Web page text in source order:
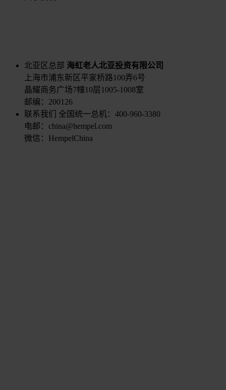
北亚区总部 海虹老人北亚投资有限公司
上海市浦东新区平家桥路100弄6号
晶耀商务广场7幢10层1005-1008室
邮编：200126
联系我们
全国统一总机：400-960-3380
电邮：china@hempel.com
微信：HempelChina